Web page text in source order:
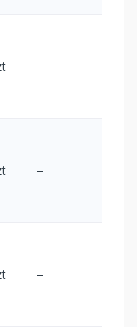
–
–
–